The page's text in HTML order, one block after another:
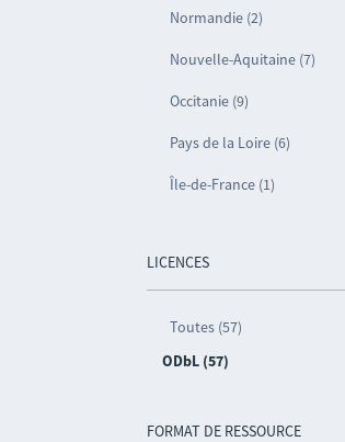
Normandie (2)
Nouvelle-Aquitaine (7)
Occitanie (9)
Pays de la Loire (6)
Île-de-France (1)
LICENCES
Toutes (57)
ODbL (57)
FORMAT DE RESSOURCE